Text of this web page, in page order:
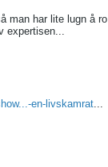
man har lite lugn å
expertisen...
en-livskamrat...